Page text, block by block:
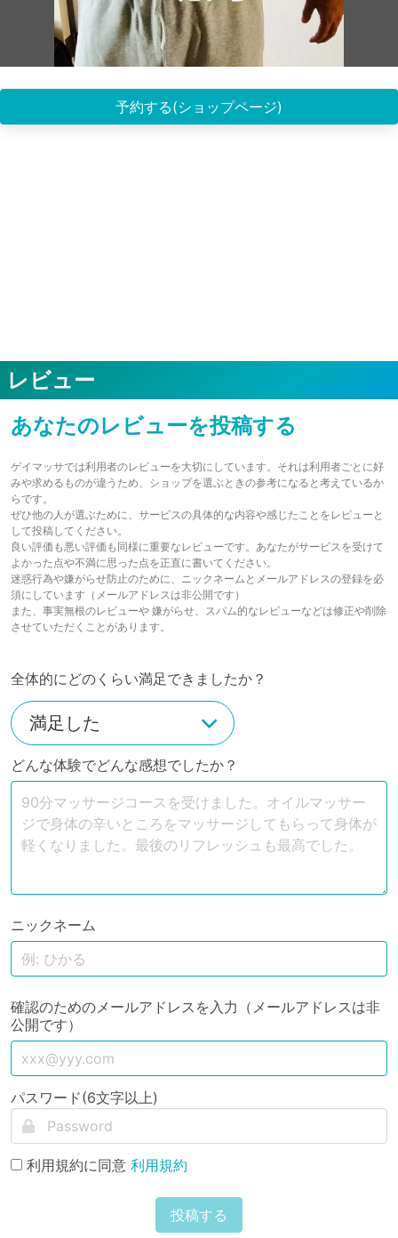
予約する(ショップページ)
レビュー
あなたのレビューを投稿する
ゲイマッサでは利用者のレビューを大切にしています。それは利用者ごとに好
みや求めるものが違うため、ショップを選ぶときの参考になると考えているか
らです。
ぜひ他の人が選ぶために、サービスの具体的な内容や感じたことをレビューと
して投稿してください。
良い評価も悪い評価も同様に重要なレビューです。あなたがサービスを受けて
よかった点や不満に思った点を正直に書いてください。
迷惑行為や嫌がらせ防止のために、ニックネームとメールアドレスの登録を必
須にしています（メールアドレスは非公開です）
また、事実無根のレビューや 嫌がらせ、スパム的なレビューなどは修正や削除
させていただくことがあります。
全体的にどのくらい満足できましたか？
どんな体験でどんな感想でしたか？
ニックネーム
確認のためのメールアドレスを入力（メールアドレスは非
公開です）
パスワード(6文字以上)
利用規約に同意 利用規約
投稿する